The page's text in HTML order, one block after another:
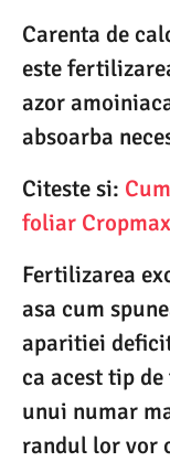
Carenta de
este
azor
absoarba
Citeste si:
foliar
Fertilizarea
asa cum
aparitiei
ca acest tip
unui numar
randul lor vor